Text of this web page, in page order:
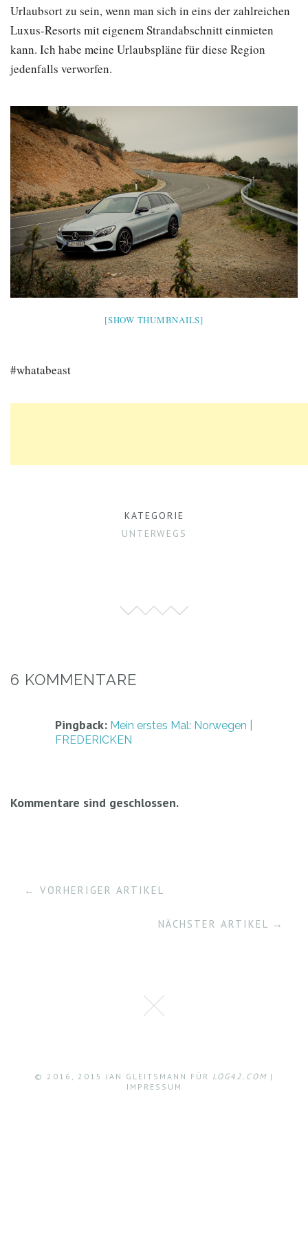
Urlaubsort zu sein, wenn man sich in eins der zahlreichen
Luxus-Resorts mit eigenem Strandabschnitt einmieten
kann. Ich habe meine Urlaubspläne für diese Region
jedenfalls verworfen.
[SHOW THUMBNAILS]
#whatabeast
KATEGORIE
UNTERWEGS
6 KOMMENTARE
Pingback: Mein erstes Mal: Norwegen |
FREDERICKEN
Kommentare sind geschlossen.
← VORHERIGER ARTIKEL
NÄCHSTER ARTIKEL →
© 2016, 2015 JAN GLEITSMANN FÜR LOG42.COM |
IMPRESSUM